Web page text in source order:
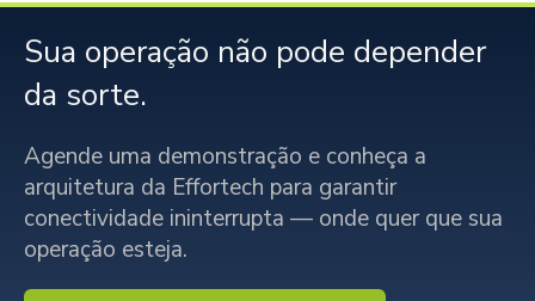
Sua operação não pode depender
da sorte.
Agende uma demonstração e conheça a
arquitetura da Effortech para garantir
conectividade ininterrupta — onde quer que sua
operação esteja.